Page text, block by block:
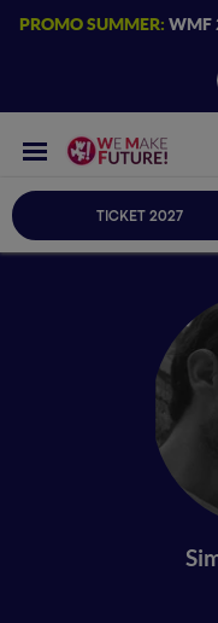
PROMO SUMMER: WMF
TICKET 2027